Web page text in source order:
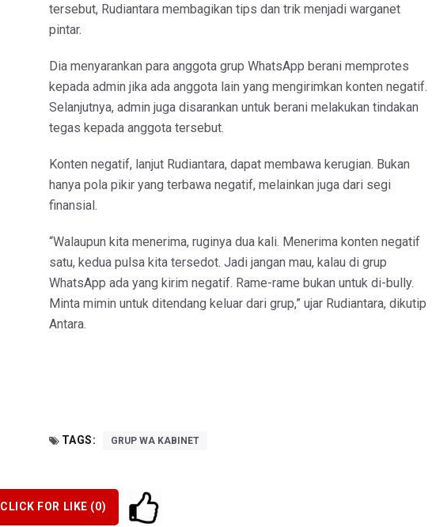
tersebut, Rudiantara membagikan tips dan trik menjadi warganet
pintar.
Dia menyarankan para anggota grup WhatsApp berani memprotes
kepada admin jika ada anggota lain yang mengirimkan konten negatif.
Selanjutnya, admin juga disarankan untuk berani melakukan tindakan
tegas kepada anggota tersebut.
Konten negatif, lanjut Rudiantara, dapat membawa kerugian. Bukan
hanya pola pikir yang terbawa negatif, melainkan juga dari segi
finansial.
“Walaupun kita menerima, ruginya dua kali. Menerima konten negatif
satu, kedua pulsa kita tersedot. Jadi jangan mau, kalau di grup
WhatsApp ada yang kirim negatif. Rame-rame bukan untuk di-bully.
Minta mimin untuk ditendang keluar dari grup,” ujar Rudiantara, dikutip
Antara.
TAGS: GRUP WA KABINET
CLICK FOR LIKE (0)